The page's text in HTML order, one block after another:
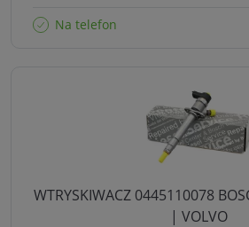
Na telefon
WTRYSKIWACZ 0445110078
| VOLVO